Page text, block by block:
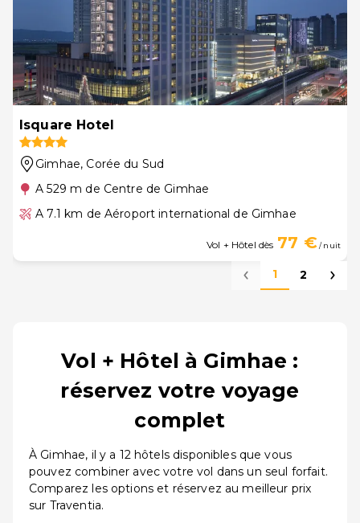
Isquare Hotel
Gimhae, Corée du Sud
A 529 m de Centre de Gimhae
A 7.1 km de Aéroport international de Gimhae
Vol + Hôtel dès 77 €/ nuit
1 2
Vol + Hôtel à Gimhae :
réservez votre voyage
complet
À Gimhae, il y a 12 hôtels disponibles que vous
pouvez combiner avec votre vol dans un seul forfait.
Comparez les options et réservez au meilleur prix
sur Traventia.